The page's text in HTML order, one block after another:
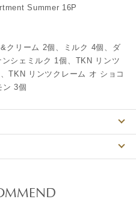
Summer 16P
クリーム 2個、ミルク 4個、ダ
シェミルク 1個、TKN リンツ
TKN リンツクレーム オ ショコ
ン 3個